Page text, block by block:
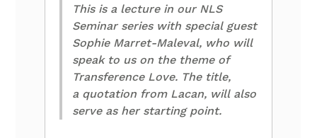
This is a lecture in our NLS
Seminar series with special guest
Sophie Marret-Maleval, who will
speak to us on the theme of
Transference Love. The title,
a quotation from Lacan, will also
serve as her starting point.